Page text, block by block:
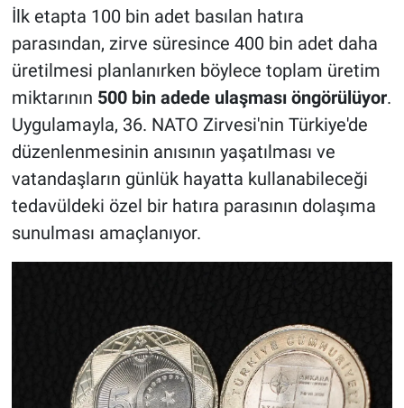
İlk etapta 100 bin adet basılan hatıra
parasından, zirve süresince 400 bin adet daha
üretilmesi planlanırken böylece toplam üretim
miktarının 500 bin adede ulaşması öngörülüyor.
Uygulamayla, 36. NATO Zirvesi'nin Türkiye'de
düzenlenmesinin anısının yaşatılması ve
vatandaşların günlük hayatta kullanabileceği
tedavüldeki özel bir hatıra parasının dolaşıma
sunulması amaçlanıyor.